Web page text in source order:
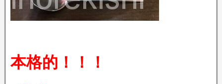
本格的！！！